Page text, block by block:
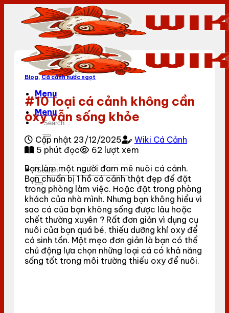
Menu
Menu
Blog,Cá cảnh nước ngọt
#10 loại cá cảnh không cần
oxy vẫn sống khỏe
Cập nhật 23/12/2025
Wiki Cá Cảnh
5 phút đọc
62 lượt xem
Bạn làm một người đam mê nuôi cá cảnh.
Bạn chuẩn bị 1 hồ cá cảnh thật đẹp để đặt
trong phòng làm việc. Hoặc đặt trong phòng
khách của nhà mình. Nhưng bạn không hiểu vì
sao cá của bạn không sống được lâu hoặc
chết thường xuyên ? Rất đơn giản vì dụng cụ
nuôi của bạn quá bé, thiếu dưỡng khí oxy để
cá sinh tồn. Một mẹo đơn giản là bạn có thể
chủ động lựa chọn những loại cá có khả năng
sống tốt trong môi trường thiếu oxy để nuôi.